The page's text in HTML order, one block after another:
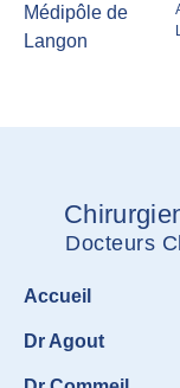
Médipôle de
Langon
Docteurs
Accueil
Dr Agout